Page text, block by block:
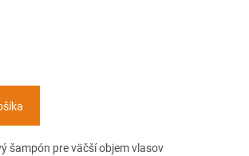
šampón pre väčší objem vlasov